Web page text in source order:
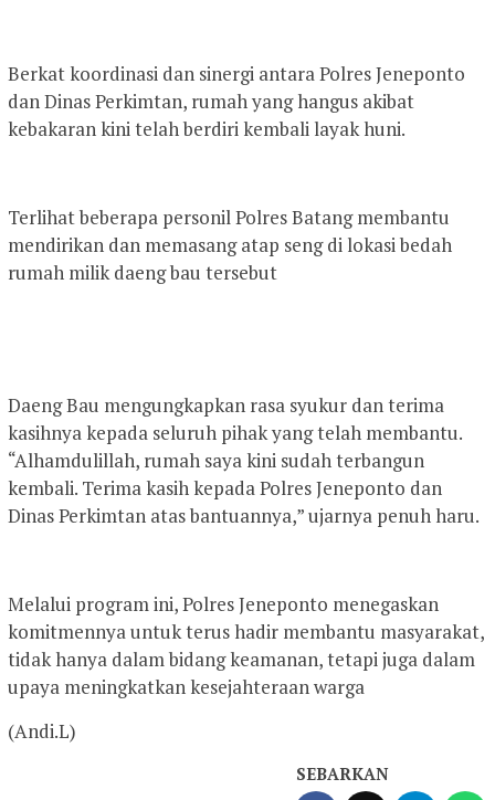
Berkat koordinasi dan sinergi antara Polres Jeneponto
dan Dinas Perkimtan, rumah yang hangus akibat
kebakaran kini telah berdiri kembali layak huni.
Terlihat beberapa personil Polres Batang membantu
mendirikan dan memasang atap seng di lokasi bedah
rumah milik daeng bau tersebut
Daeng Bau mengungkapkan rasa syukur dan terima
kasihnya kepada seluruh pihak yang telah membantu.
“Alhamdulillah, rumah saya kini sudah terbangun
kembali. Terima kasih kepada Polres Jeneponto dan
Dinas Perkimtan atas bantuannya,” ujarnya penuh haru.
Melalui program ini, Polres Jeneponto menegaskan
komitmennya untuk terus hadir membantu masyarakat,
tidak hanya dalam bidang keamanan, tetapi juga dalam
upaya meningkatkan kesejahteraan warga
(Andi.L)
SEBARKAN